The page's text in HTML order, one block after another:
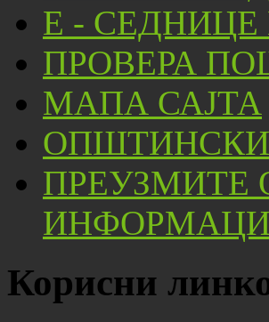
Е -
ПРОВЕРА
МАПА САЈТА
ОПШТИНСКИ
ПРЕУЗМИТЕ
Корисни